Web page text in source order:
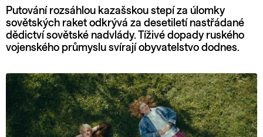
Putování rozsáhlou kazašskou stepí za úlomky
sovětských raket odkrývá za desetiletí nastřádané
dědictví sovětské nadvlády. Tíživé dopady ruského
vojenského průmyslu svírají obyvatelstvo dodnes.